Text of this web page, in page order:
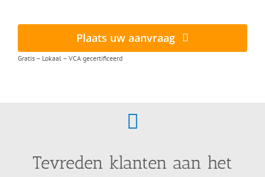
Plaats uw aanvraag
Gratis – Lokaal – VCA gecertificeerd
Tevreden klanten aan het